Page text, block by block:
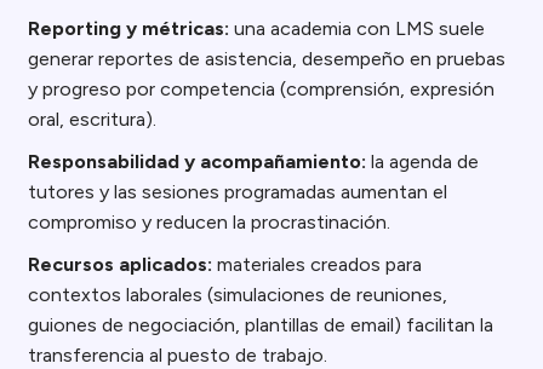
Reporting y métricas: una academia con LMS suele
generar reportes de asistencia, desempeño en pruebas
y progreso por competencia (comprensión, expresión
oral, escritura).
Responsabilidad y acompañamiento: la agenda de
tutores y las sesiones programadas aumentan el
compromiso y reducen la procrastinación.
Recursos aplicados: materiales creados para
contextos laborales (simulaciones de reuniones,
guiones de negociación, plantillas de email) facilitan la
transferencia al puesto de trabajo.